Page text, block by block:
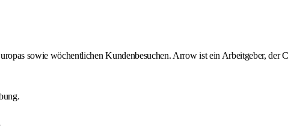
sowie wöchentlichen Kundenbesuchen. Arrow ist ein Arbeitgeber, der